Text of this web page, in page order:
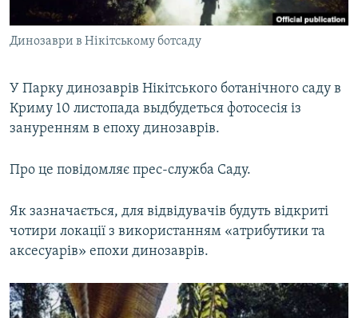
УКРАЇНСЬКА ПРОБЛЕМА КРИМУ
ІНФОГРАФІКА
ДОЛУЧАЙСЯ!
Усі сайти RFE/RL
Динозаври в Нікітському ботсаду
У Парку динозаврів Нікітського ботанічного саду в
Криму 10 листопада выдбудеться фотосесія із
зануренням в епоху динозаврів.
Про це повідомляє прес-служба Саду.
Як зазначається, для відвідувачів будуть відкриті
чотири локації з використанням «атрибутики та
аксесуарів» епохи динозаврів.